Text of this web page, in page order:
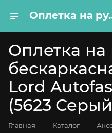
Оплетка на руль
Оплетка на
Lord
(5623
Главная — Каталог —